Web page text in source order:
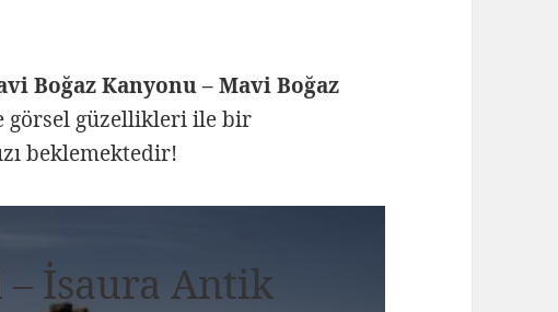
Boğaz Kanyonu – Mavi Boğaz
görsel güzellikleri ile bir
beklemektedir!
– İsaura Antik